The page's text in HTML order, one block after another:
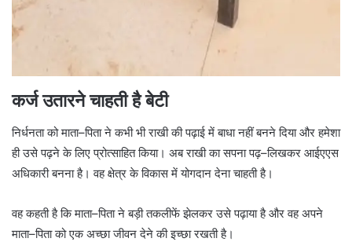
कर्ज उतारने चाहती है बेटी
निर्धनता को माता–पिता ने कभी भी राखी की पढ़ाई में बाधा नहीं बनने दिया और हमेशा
ही उसे पढ़ने के लिए प्रोत्साहित किया। अब राखी का सपना पढ़–लिखकर आईएएस
अधिकारी बनना है। वह क्षेत्र के विकास में योगदान देना चाहती है।
वह कहती है कि माता–पिता ने बड़ी तकलीफें झेलकर उसे पढ़ाया है और वह अपने
माता–पिता को एक अच्छा जीवन देने की इच्छा रखती है।